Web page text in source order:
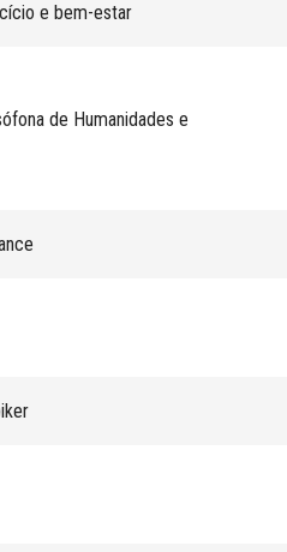
e bem-estar
de Humanidades e